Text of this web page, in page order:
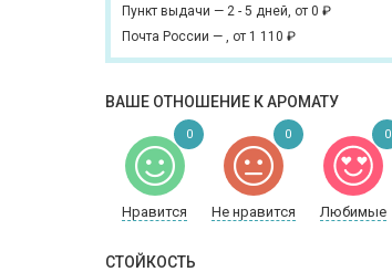
Пункт выдачи — 2 - 5 дней, от 0 ₽
Почта России — , от 1 110 ₽
ВАШЕ ОТНОШЕНИЕ К АРОМАТУ
Нравится Не нравится Любимые
0 0 0
СТОЙКОСТЬ